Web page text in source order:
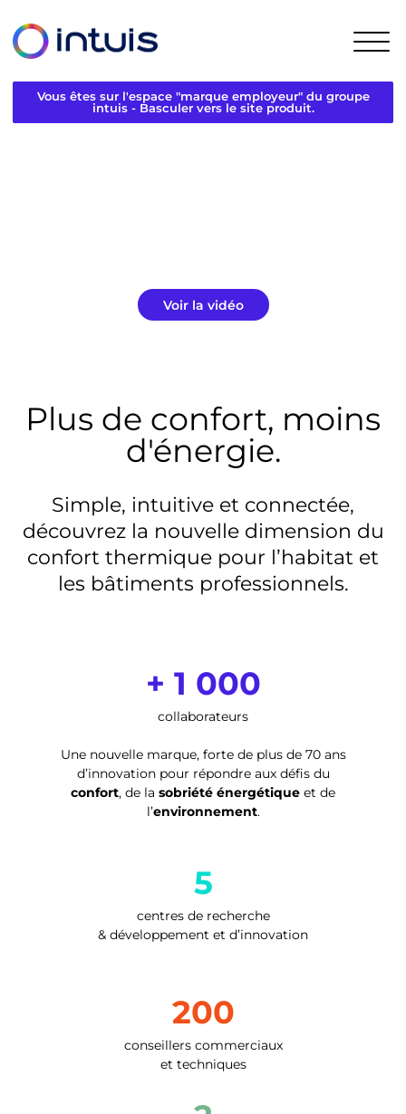
Vous êtes sur l'espace "marque employeur" du groupe
intuis - Basculer vers le site produit.
Voir la vidéo
Plus de confort, moins
d'énergie.
Simple, intuitive et connectée,
découvrez la nouvelle dimension du
confort thermique pour l’habitat et
les bâtiments professionnels.
+ 1 000
collaborateurs
Une nouvelle marque, forte de plus de 70 ans
d’innovation pour répondre aux défis du
confort, de la sobriété énergétique et de
l’environnement.
5
centres de recherche
& développement et d’innovation
200
conseillers commerciaux
et techniques